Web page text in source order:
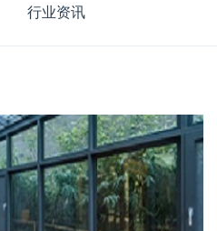
行业资讯